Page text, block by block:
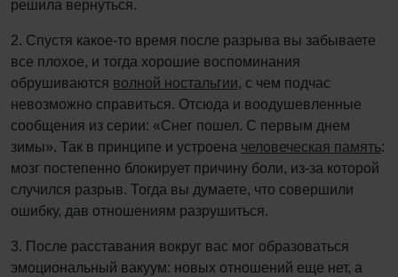
решила вернуться.
2. Спустя какое-то время после разрыва вы забываете
все плохое, и тогда хорошие воспоминания
обрушиваются волной ностальгии, с чем подчас
невозможно справиться. Отсюда и воодушевленные
сообщения из серии: «Снег пошел. С первым днем
зимы». Так в принципе и устроена человеческая память:
мозг постепенно блокирует причину боли, из-за которой
случился разрыв. Тогда вы думаете, что совершили
ошибку, дав отношениям разрушиться.
3. После расставания вокруг вас мог образоваться
эмоциональный вакуум: новых отношений еще нет, а